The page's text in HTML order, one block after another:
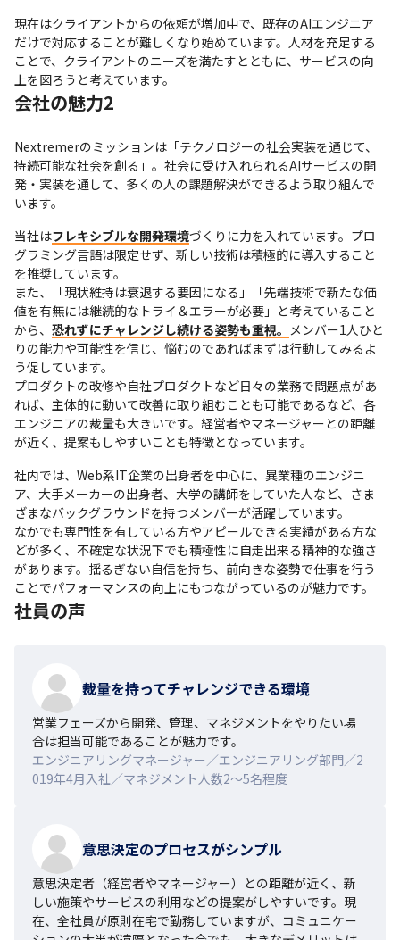
現在はクライアントからの依頼が増加中で、既存のAIエンジニア
だけで対応することが難しくなり始めています。人材を充足する
ことで、クライアントのニーズを満たすとともに、サービスの向
上を図ろうと考えています。
会社の魅力2
Nextremerのミッションは「テクノロジーの社会実装を通じて、
持続可能な社会を創る」。社会に受け入れられるAIサービスの開
発・実装を通して、多くの人の課題解決ができるよう取り組んで
います。
当社はフレキシブルな開発環境づくりに力を入れています。プロ
グラミング言語は限定せず、新しい技術は積極的に導入すること
を推奨しています。
また、「現状維持は衰退する要因になる」「先端技術で新たな価
値を有無には継続的なトライ＆エラーが必要」と考えていること
から、 恐れずにチャレンジし続ける姿勢も重視。 メンバー1人ひと
りの能力や可能性を信じ、悩むのであればまずは行動してみるよ
う促しています。
プロダクトの改修や自社プロダクトなど日々の業務で問題点があ
れば、主体的に動いて改善に取り組むことも可能であるなど、各
エンジニアの裁量も大きいです。経営者やマネージャーとの距離
が近く、提案もしやすいことも特徴となっています。
社内では、Web系IT企業の出身者を中心に、異業種のエンジニ
ア、大手メーカーの出身者、大学の講師をしていた人など、さま
ざまなバックグラウンドを持つメンバーが活躍しています。
なかでも専門性を有している方やアピールできる実績がある方な
どが多く、不確定な状況下でも積極性に自走出来る精神的な強さ
があります。揺るぎない自信を持ち、前向きな姿勢で仕事を行う
ことでパフォーマンスの向上にもつながっているのが魅力です。
社員の声
裁量を持ってチャレンジできる環境
営業フェーズから開発、管理、マネジメントをやりたい場
合は担当可能であることが魅力です。
エンジニアリングマネージャー／エンジニアリング部門／2
019年4月入社／マネジメント人数2～5名程度
意思決定のプロセスがシンプル
意思決定者（経営者やマネージャー）との距離が近く、新
しい施策やサービスの利用などの提案がしやすいです。現
在、全社員が原則在宅で勤務していますが、コミュニケー